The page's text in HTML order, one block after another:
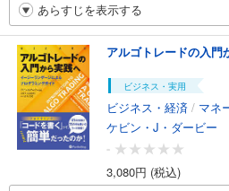
あらすじを表示する
アルゴトレードの入門
ビジネス・実用
ビジネス・経済 / マネ
ケビン・J・ダービー
-
3,080円 (税込)